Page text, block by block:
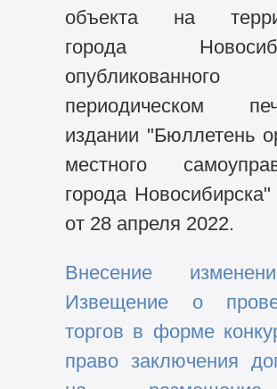
объекта на
города
периодическом
издании "Бюллетень
местного
города
от 28 апреля 2022.
Внесение
Извещение о
торгов в форме
право заключения